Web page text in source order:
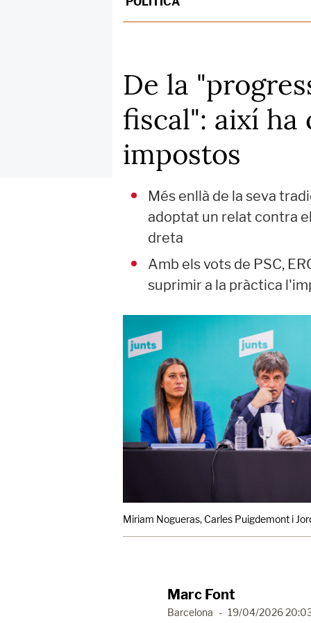
De la
fiscal": així ha
impostos
Més enllà de la seva
adoptat un relat contra
dreta
Amb els vots de PSC,
suprimir a la pràctica
Miriam Nogueras, Carles Puigdemont i
Marc Font
Barcelona - 19/04/2026